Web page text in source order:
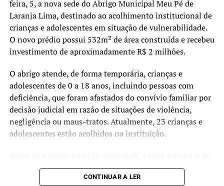
feira, 5, a nova sede do Abrigo Municipal Meu Pé de
Laranja Lima, destinado ao acolhimento institucional de
crianças e adolescentes em situação de vulnerabilidade.
O novo prédio possui 532m² de área construída e recebeu
investimento de aproximadamente R$ 2 milhões.
O abrigo atende, de forma temporária, crianças e
adolescentes de 0 a 18 anos, incluindo pessoas com
deficiência, que foram afastados do convívio familiar por
decisão judicial em razão de situações de violência,
negligência ou maus-tratos. Atualmente, 23 crianças e
adolescentes estão acolhidos na instituição.
planejada para oferecer ambientes mais amplos,
acessíveis e adequados às necessidades dos acolhidos e
CONTINUAR A LER